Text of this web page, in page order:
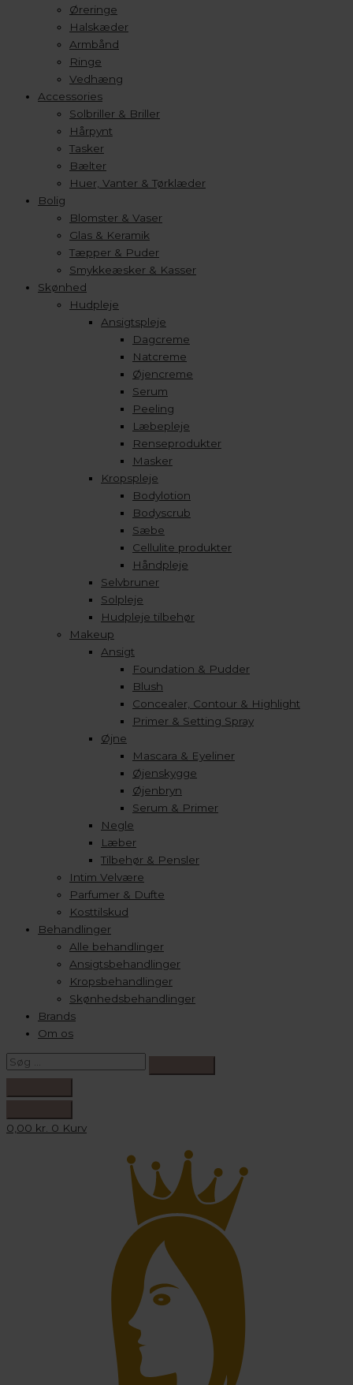
Øreringe
Halskæder
Armbånd
Ringe
Vedhæng
Accessories
Solbriller & Briller
Hårpynt
Tasker
Bælter
Huer, Vanter & Tørklæder
Bolig
Blomster & Vaser
Glas & Keramik
Tæpper & Puder
Smykkeæsker & Kasser
Skønhed
Hudpleje
Ansigtspleje
Dagcreme
Natcreme
Øjencreme
Serum
Peeling
Læbepleje
Renseprodukter
Masker
Kropspleje
Bodylotion
Bodyscrub
Sæbe
Cellulite produkter
Håndpleje
Selvbruner
Solpleje
Hudpleje tilbehør
Makeup
Ansigt
Foundation & Pudder
Blush
Concealer, Contour & Highlight
Primer & Setting Spray
Øjne
Mascara & Eyeliner
Øjenskygge
Øjenbryn
Serum & Primer
Negle
Læber
Tilbehør & Pensler
Intim Velvære
Parfumer & Dufte
Kosttilskud
Behandlinger
Alle behandlinger
Ansigtsbehandlinger
Kropsbehandlinger
Skønhedsbehandlinger
Brands
Om os
0,00 kr. 0 Kurv